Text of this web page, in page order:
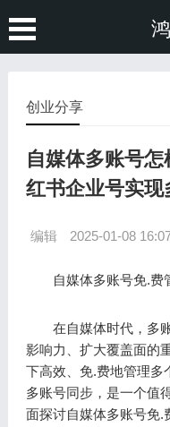
创业分享
自媒体多账号
红书企业号实现
编辑 2025-01-08
自媒体多账号免.费
在自媒体时代，多账
影响力、扩大覆盖面的
下高效、免.费地管理多
多账号同步，是一个值
面探讨自媒体多账号免.